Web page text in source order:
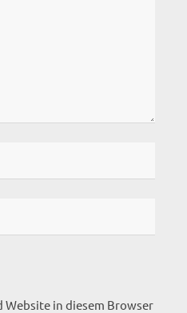
Website in diesem Browser